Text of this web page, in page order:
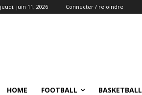
jeudi, juin 11, 2026 Connecter / rejoindre
HOME FOOTBALL BASKETBALL